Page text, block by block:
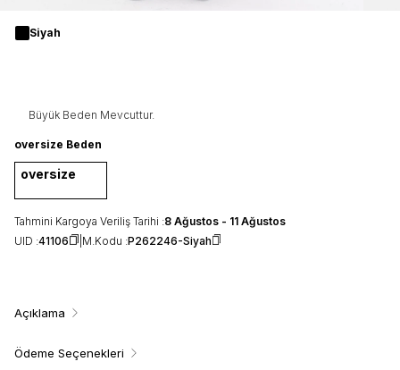
Siyah
Büyük Beden Mevcuttur.
oversize Beden
oversize
Tahmini Kargoya Veriliş Tarihi :8 Ağustos - 11 Ağustos
UID :41106 M.Kodu :P262246-Siyah
Açıklama
Ödeme Seçenekleri